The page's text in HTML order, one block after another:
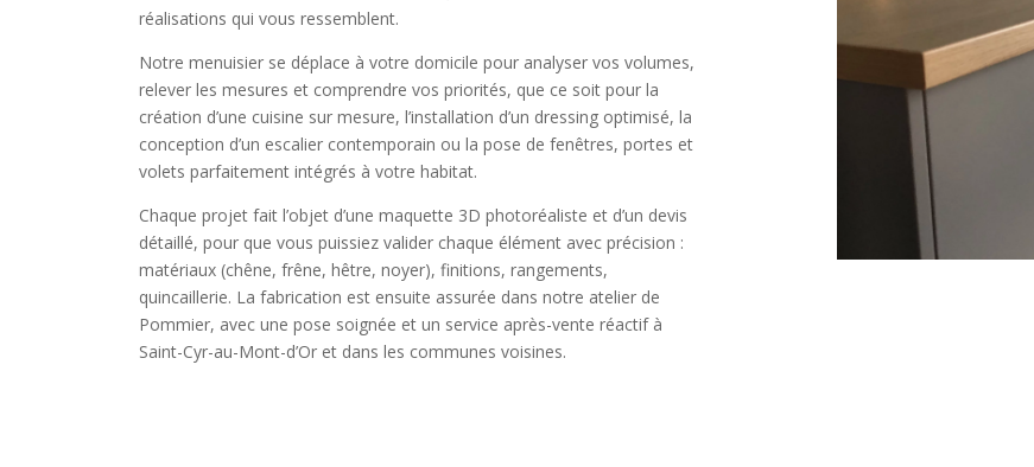
réalisations qui vous ressemblent.
Notre menuisier se déplace à votre domicile pour analyser vos volumes,
relever les mesures et comprendre vos priorités, que ce soit pour la
création d’une cuisine sur mesure, l’installation d’un dressing optimisé, la
conception d’un escalier contemporain ou la pose de fenêtres, portes et
volets parfaitement intégrés à votre habitat.
Chaque projet fait l’objet d’une maquette 3D photoréaliste et d’un devis
détaillé, pour que vous puissiez valider chaque élément avec précision :
matériaux (chêne, frêne, hêtre, noyer), finitions, rangements,
quincaillerie. La fabrication est ensuite assurée dans notre atelier de
Pommier, avec une pose soignée et un service après-vente réactif à
Saint-Cyr-au-Mont-d’Or et dans les communes voisines.